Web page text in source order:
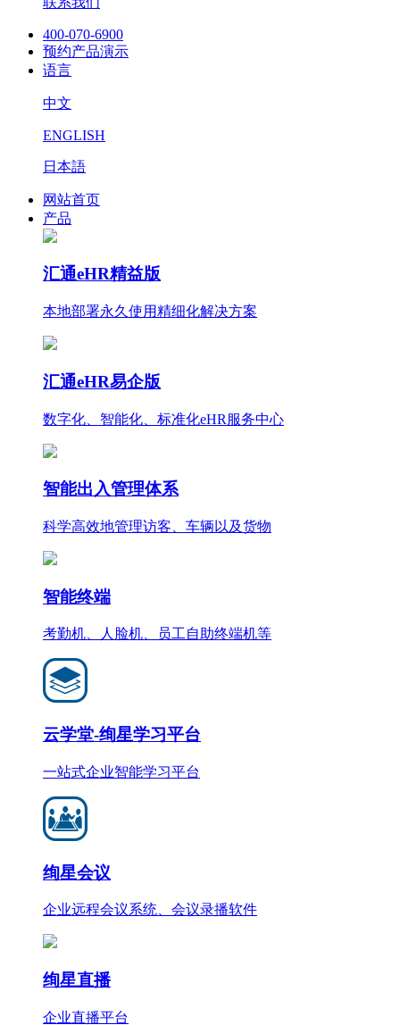
400-070-6900
预约产品演示
语言
中文
ENGLISH
日本語
网站首页
产品
汇通eHR精益版
本地部署永久使用精细化解决方案
汇通eHR易企版
数字化、智能化、标准化eHR服务中心
智能出入管理体系
科学高效地管理访客、车辆以及货物
智能终端
考勤机、人脸机、员工自助终端机等
云学堂-绚星学习平台
一站式企业智能学习平台
绚星会议
企业远程会议系统、会议录播软件
绚星直播
企业直播平台